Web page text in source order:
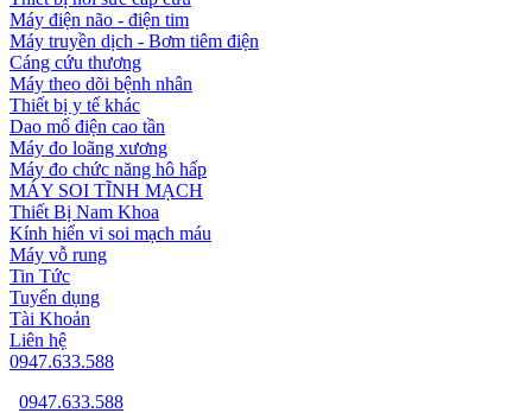
Máy điện não - điện tim
Máy truyền dịch - Bơm tiêm điện
Cáng cứu thương
Máy theo dõi bệnh nhân
Thiết bị y tế khác
Dao mổ điện cao tần
Máy đo loãng xương
Máy đo chức năng hô hấp
MÁY SOI TĨNH MẠCH
Thiết Bị Nam Khoa
Kính hiển vi soi mạch máu
Máy vỗ rung
Tin Tức
Tuyển dụng
Tài Khoản
Liên hệ
0947.633.588
0947.633.588